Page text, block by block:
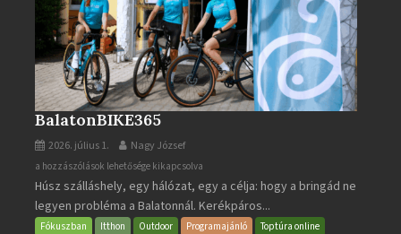
BalatonBIKE365
2026. július 1. Nagy József
BalatonBIKE365
bejegyzéshez
a hozzászólások lehetősége kikapcsolva
Húsz szálláshely, egy hálózat, egy a célja: hogy a bringád ne
legyen probléma a Balatonnál. Kerékpáros...
Fókuszban Itthon Outdoor Programajánló Toptúra online